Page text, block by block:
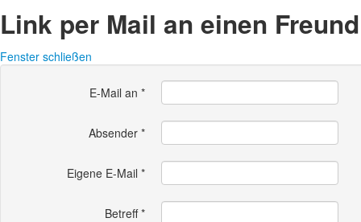
Link per Mail an einen
Fenster schließen
E-Mail an *
Absender *
Eigene E-Mail *
Betreff*